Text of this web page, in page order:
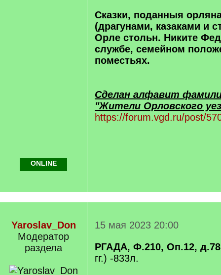
Сказки, поданныя
(драгунами, казаками и
Орле стольн. Никите
службе, семейном
поместьях.
Сделан алфавит
"Жители Орловского
https://forum.vgd.ru/post/
ONLINE
Yaroslav_Don
Модератор
раздела
15 мая 2023 20:00
РГАДА, Ф.210, Оп.12, д.78
гг.) -833л.